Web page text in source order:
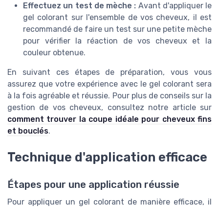
Effectuez un test de mèche : Avant d'appliquer le
gel colorant sur l'ensemble de vos cheveux, il est
recommandé de faire un test sur une petite mèche
pour vérifier la réaction de vos cheveux et la
couleur obtenue.
En suivant ces étapes de préparation, vous vous
assurez que votre expérience avec le gel colorant sera
à la fois agréable et réussie. Pour plus de conseils sur la
gestion de vos cheveux, consultez notre article sur
comment trouver la coupe idéale pour cheveux fins
et bouclés.
Technique d'application efficace
Étapes pour une application réussie
Pour appliquer un gel colorant de manière efficace, il